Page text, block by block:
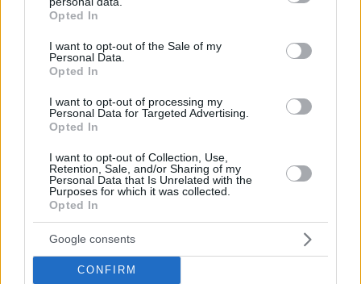
grant or deny consent to Google and its third-party tags to
use your data for below specified purposes in below Google
consent section.
Opted In
I want to opt-out of the Sale of my
Personal Data.
Opted In
I want to opt-out of processing my
Personal Data for Targeted Advertising.
Opted In
I want to opt-out of Collection, Use,
Retention, Sale, and/or Sharing of my
Personal Data that Is Unrelated with the
Purposes for which it was collected.
Opted In
Google consents
CONFIRM
Συνελήφθη πρώην κυβερνήτης πολιτείας του Μεξικού
για την εξαφάνιση των 43 φοιτητών το 2014
07.08.2026, 03:01
νότια Σαουδική Αραβία
07.08.2026, 02:35
μια ανάσα από τα play-offs του Europa League, δείτε τα
07.08.2026, 02:10
Νεκρός σε πισίνα 24χρονος που κατηγορήθηκε ότι
εξαπάτησε πρώην αστέρες του NFL
07.08.2026, 01:44
Συναγερμός στη Σαουδική Αραβία μετά από
07.08.2026, 01:21